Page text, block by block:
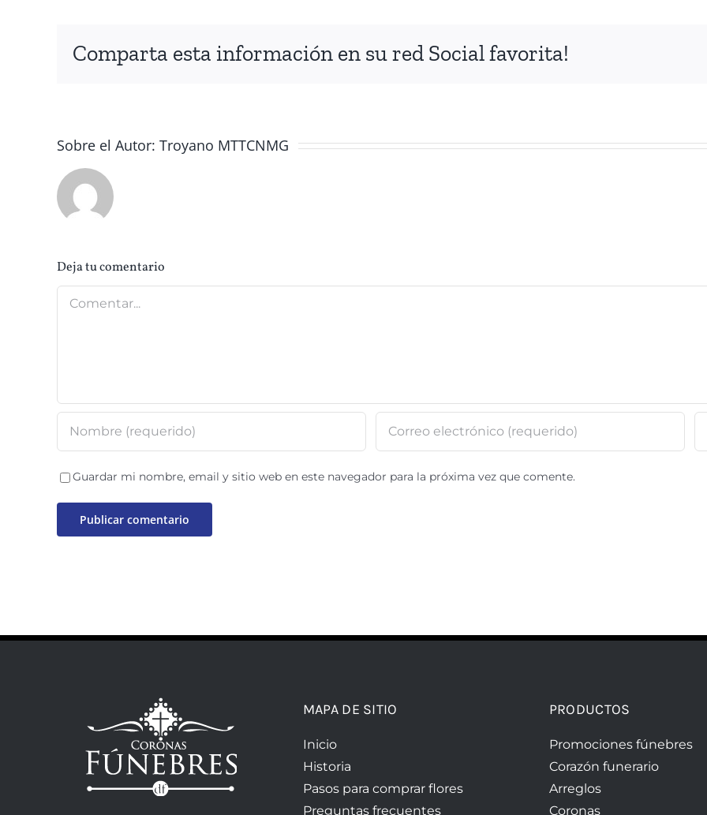
Comparta esta información en su red Social favorita!
Sobre el Autor: Troyano MTTCNMG
Deja tu comentario
Guardar mi nombre, email y sitio web en este navegador para la próxima vez que comente.
MAPA DE SITIO
Inicio
Historia
Pasos para comprar flores
Preguntas frecuentes
PRODUCTOS
Promociones fúnebres
Corazón funerario
Arreglos
Coronas